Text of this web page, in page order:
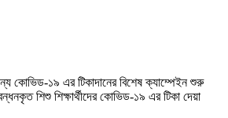
কোভিড-১৯ এর টিকাদানের বিশেষ ক্যাম্পেইন শুরু
শিশু শিক্ষার্থীদের কোভিড-১৯ এর টিকা দেয়া